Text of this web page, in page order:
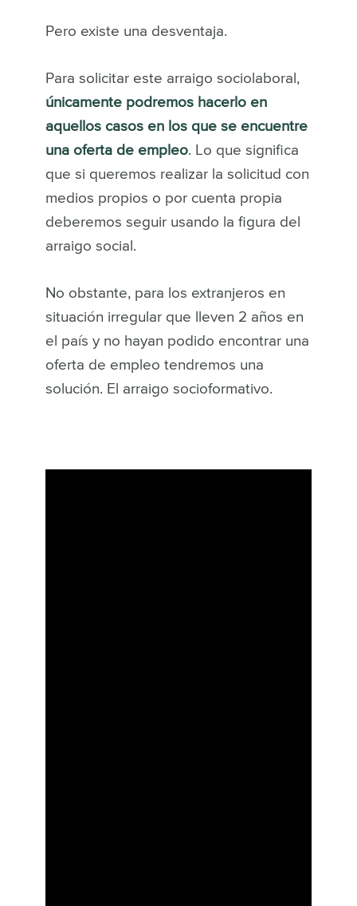
Pero existe una desventaja.
Para solicitar este arraigo sociolaboral,
únicamente podremos hacerlo en
aquellos casos en los que se encuentre
una oferta de empleo. Lo que significa
que si queremos realizar la solicitud con
medios propios o por cuenta propia
deberemos seguir usando la figura del
arraigo social.
No obstante, para los extranjeros en
situación irregular que lleven 2 años en
el país y no hayan podido encontrar una
oferta de empleo tendremos una
solución. El arraigo socioformativo.